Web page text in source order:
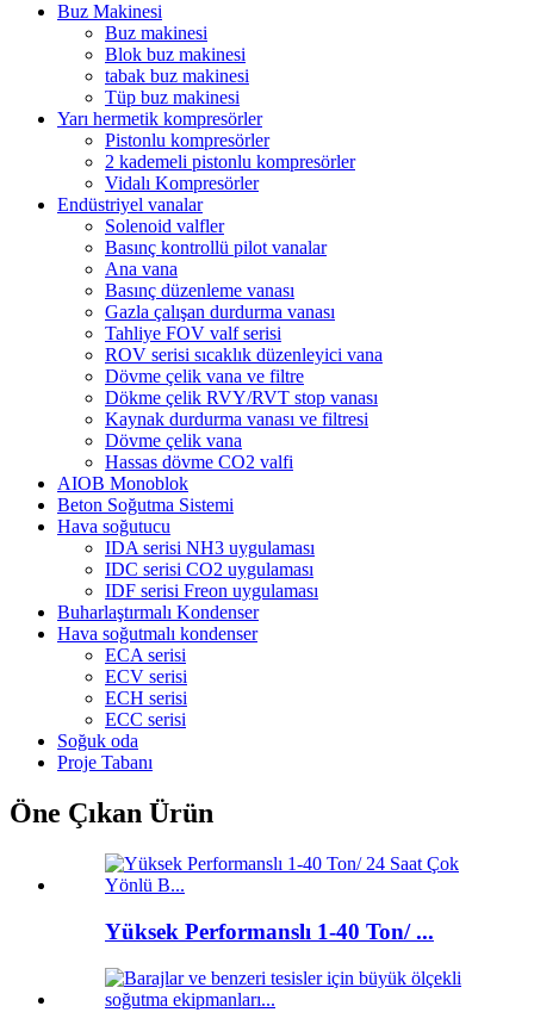
Buz Makinesi
Buz makinesi
Blok buz makinesi
tabak buz makinesi
Tüp buz makinesi
Yarı hermetik kompresörler
Pistonlu kompresörler
2 kademeli pistonlu kompresörler
Vidalı Kompresörler
Endüstriyel vanalar
Solenoid valfler
Basınç kontrollü pilot vanalar
Ana vana
Basınç düzenleme vanası
Gazla çalışan durdurma vanası
Tahliye FOV valf serisi
ROV serisi sıcaklık düzenleyici vana
Dövme çelik vana ve filtre
Dökme çelik RVY/RVT stop vanası
Kaynak durdurma vanası ve filtresi
Dövme çelik vana
Hassas dövme CO2 valfi
AIOB Monoblok
Beton Soğutma Sistemi
Hava soğutucu
IDA serisi NH3 uygulaması
IDC serisi CO2 uygulaması
IDF serisi Freon uygulaması
Buharlaştırmalı Kondenser
Hava soğutmalı kondenser
ECA serisi
ECV serisi
ECH serisi
ECC serisi
Soğuk oda
Proje Tabanı
Öne Çıkan Ürün
Yüksek Performanslı 1-40 Ton/ ...